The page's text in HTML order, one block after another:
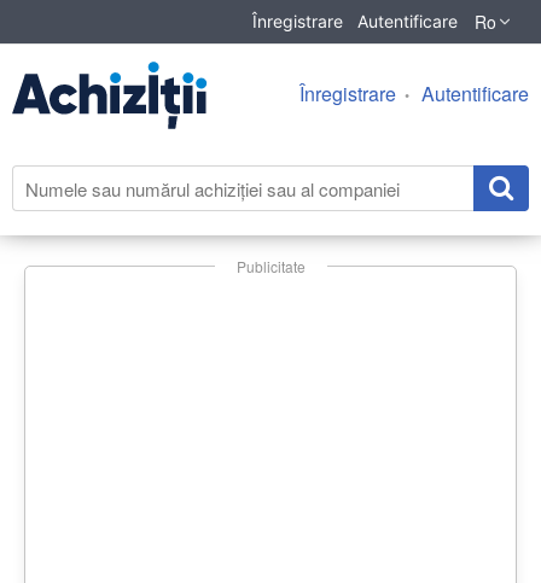
Înregistrare Autentificare Ro
Înregistrare Autentificare
Publicitate